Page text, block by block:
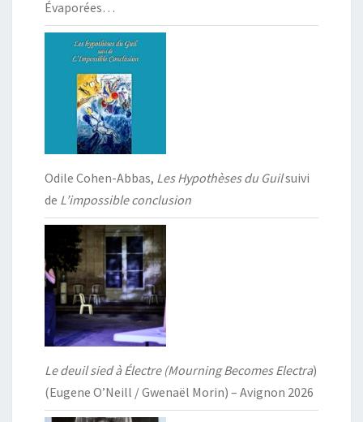
Évaporées…
Odile Cohen-Abbas, Les Hypothèses du Guilsuivi
de L’impossible conclusion
Le deuil sied à Électre (Mourning Becomes Electra)
(Eugene O’Neill / Gwenaël Morin) – Avignon 2026